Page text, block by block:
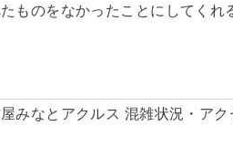
ものをなかったことにしてくれ
みなとアクルス 混雑状況・アク